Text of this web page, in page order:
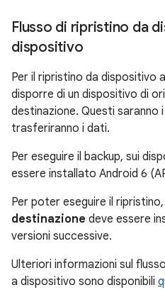
Flusso di ripristino da
dispositivo
Per il ripristino da dispositivo
disporre di un dispositivo di
destinazione. Questi saranno
trasferiranno i dati.
Per eseguire il backup, sui
essere installato Android 6
Per poter eseguire il
destinazione deve essere
versioni successive.
Ulteriori informazioni sul
a dispositivo sono disponibili